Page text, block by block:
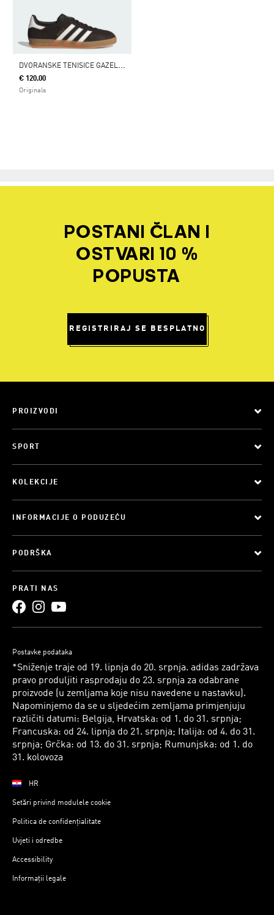
D
VORANSKE TENISICE GAZELLE
€ 120.00
Originals
POSTANI ČLAN I
OSTVARI 10 %
POPUSTA
REGISTRIRAJ SE BESPLATNO
PROIZVODI
SPORT
KOLEKCIJE
INFORMACIJE O PODUZEĆU
PODRŠKA
PRATI NAS
Postavke podataka
*Sniženje traje od 19. lipnja do 20. srpnja. adidas zadržava
pravo produljiti rasprodaju do 23. srpnja za odabrane
proizvode (u zemljama koje nisu navedene u nastavku).
Napominjemo da se u sljedećim zemljama primjenjuju
različiti datumi: Belgija, Hrvatska: od 1. do 31. srpnja;
Francuska: od 24. lipnja do 21. srpnja; Italija: od 4. do 31.
srpnja; Grčka: od 13. do 31. srpnja; Rumunjska: od 1. do
31. kolovoza
HR
Setări privind modulele cookie
Politica de confidențialitate
Uvjeti i odredbe
Accessibility
Informații legale